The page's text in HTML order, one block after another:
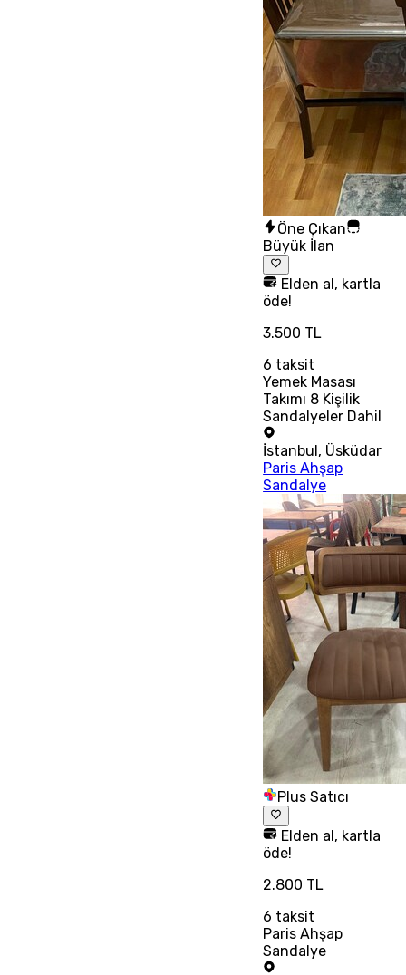
Öne Çıkan
Büyük İlan
Elden al, kartla
öde!
3.500 TL
6 taksit
Yemek Masası
Takımı 8 Kişilik
Sandalyeler Dahil
İstanbul , Üsküdar
Paris Ahşap
Sandalye
Plus Satıcı
Elden al, kartla
öde!
2.800 TL
6 taksit
Paris Ahşap
Sandalye